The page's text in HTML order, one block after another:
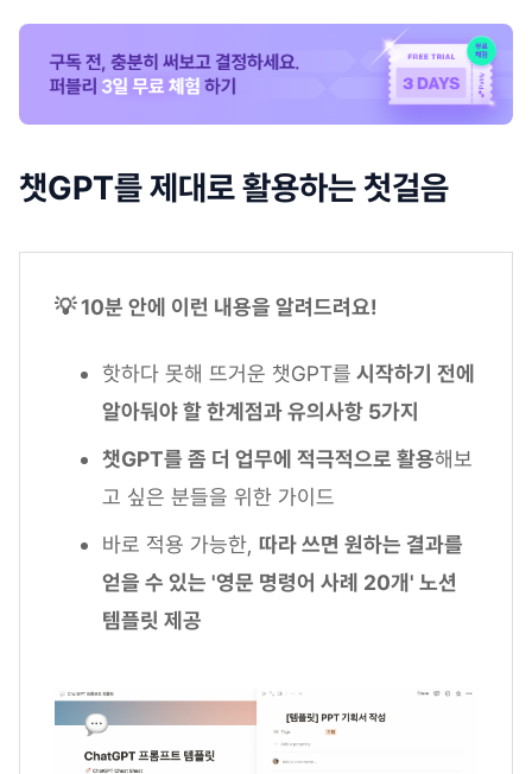
챗GPT를 제대로 활용하는 첫걸음
💡 10분 안에 이런 내용을 알려드려요!
핫하다 못해 뜨거운 챗GPT를 시작하기 전에
알아둬야 할 한계점과 유의사항 5가지
챗GPT를 좀 더 업무에 적극적으로 활용해보
고 싶은 분들을 위한 가이드
바로 적용 가능한, 따라 쓰면 원하는 결과를
얻을 수 있는 '영문 명령어 사례 20개' 노션
템플릿 제공